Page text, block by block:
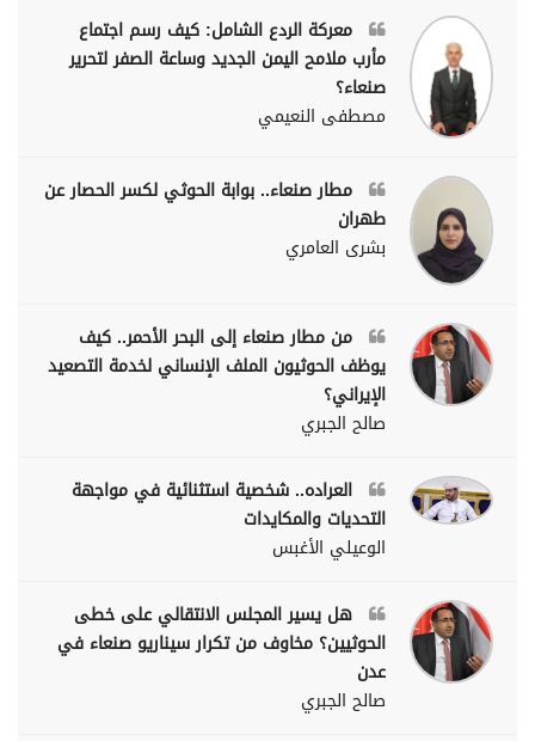
معركة الردع الشامل: كيف رسم اجتماع
مأرب ملامح اليمن الجديد وساعة الصفر لتحرير
صنعاء؟
مصطفى النعيمي
مطار صنعاء.. بوابة الحوثي لكسر الحصار عن
طهران
بشرى العامري
من مطار صنعاء إلى البحر الأحمر.. كيف
يوظف الحوثيون الملف الإنساني لخدمة التصعيد
الإيراني؟
صالح الجبري
العراده.. شخصية استثنائية في مواجهة
التحديات والمكايدات
الوعيلي الأغبس
هل يسير المجلس الانتقالي على خطى
الحوثيين؟ مخاوف من تكرار سيناريو صنعاء في
عدن
صالح الجبري